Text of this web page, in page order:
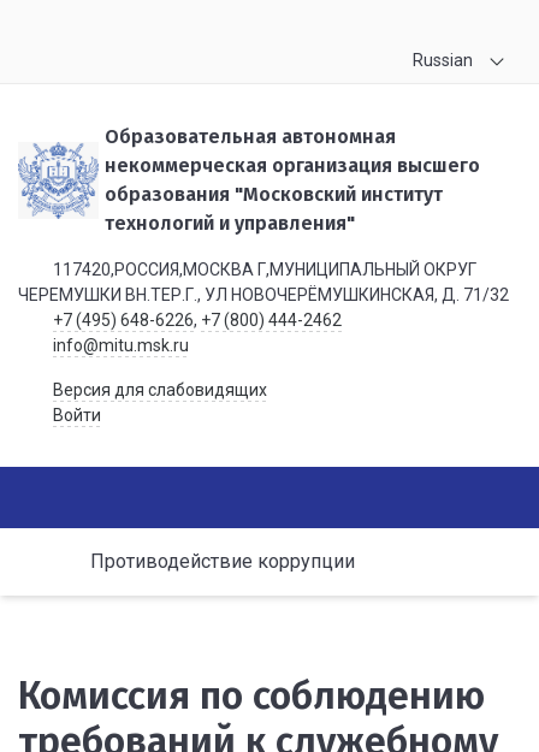
Russian
Образовательная автономная
некоммерческая организация высшего
образования "Московский институт
технологий и управления"
117420,РОССИЯ,МОСКВА Г,МУНИЦИПАЛЬНЫЙ ОКРУГ
ЧЕРЕМУШКИ ВН.ТЕР.Г., УЛ НОВОЧЕРЁМУШКИНСКАЯ, Д. 71/32
+7 (495) 648-6226, +7 (800) 444-2462
info@mitu.msk.ru
Версия для слабовидящих
Войти
Противодействие коррупции
Комиссия по соблюдению
требований к служебному